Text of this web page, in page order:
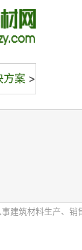
方案 >
建筑材料生产、